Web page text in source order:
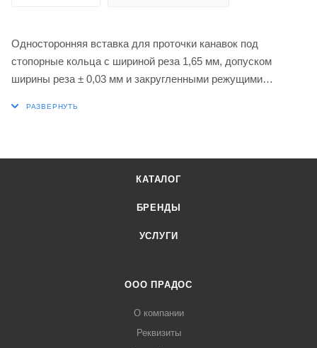
Односторонняя вставка для проточки канавок под
стопорные кольца с шириной реза 1,65 мм, допуском
ширины реза ± 0,03 мм и закругленными режущими
КАТАЛОГ
БРЕНДЫ
УСЛУГИ
ООО ПРАДОС
О компании
Реквизиты